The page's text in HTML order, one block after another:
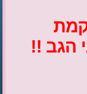
הגב !!